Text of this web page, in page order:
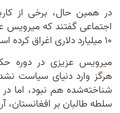
در همین حال، برخی از
اجتماعی گفتند که میرویس
۱۰ میلیارد دلاری اغراق کرده‌ است.
میرویس عزیزی در دوره
هرگز وارد دنیای سیاست
شناخته‌شده هم نبود، اما
سلطه طالبان بر افغانستان،